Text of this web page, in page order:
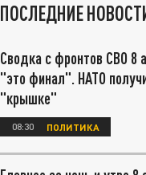
ПОСЛЕДНИЕ
Сводка с фронтов СВО 8
"это финал". НАТО
"крышке"
08:30 ПОЛИТИКА